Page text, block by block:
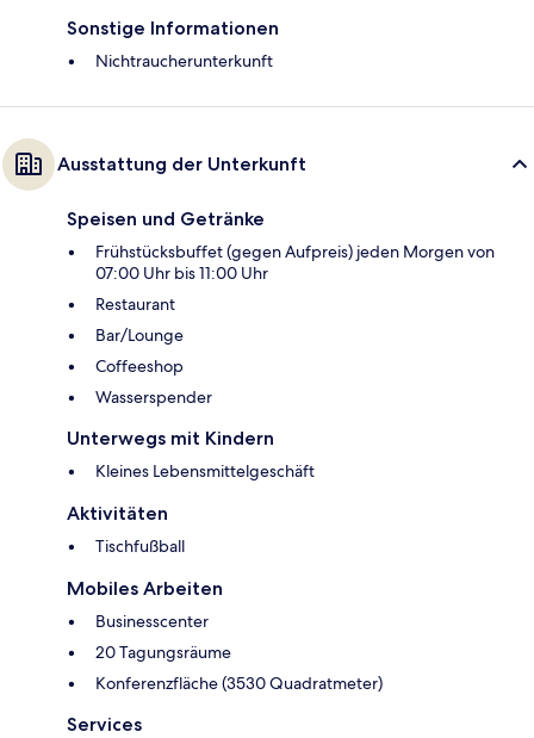
Sonstige Informationen
Nichtraucherunterkunft
Ausstattung der Unterkunft
Speisen und Getränke
Frühstücksbuffet (gegen Aufpreis) jeden Morgen von
07:00 Uhr bis 11:00 Uhr
Restaurant
Bar/Lounge
Coffeeshop
Wasserspender
Unterwegs mit Kindern
Kleines Lebensmittelgeschäft
Aktivitäten
Tischfußball
Mobiles Arbeiten
Businesscenter
20 Tagungsräume
Konferenzfläche (3530 Quadratmeter)
Services